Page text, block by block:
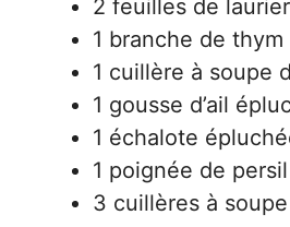
2 feuilles de laurier
1 branche de thym
1 cuillère à soupe
1 gousse d’ail
1 échalote
1 poignée de
3 cuillères à soupe